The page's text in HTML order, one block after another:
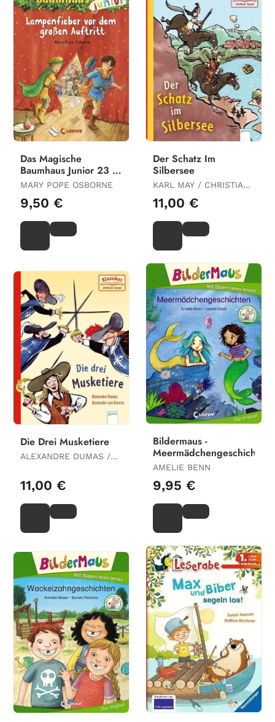
Das Magische
Baumhaus Junior 23 -
Lampenfieber Vor
MARY POPE OSBORNE
9,50 €
Der Schatz Im
Silbersee
KARL MAY / CHRISTIAN
11,00 €
Die Drei Musketiere
ALEXANDRE DUMAS /
11,00 €
Bildermaus -
Meermädchengeschichten
AMELIE BENN
9,95 €